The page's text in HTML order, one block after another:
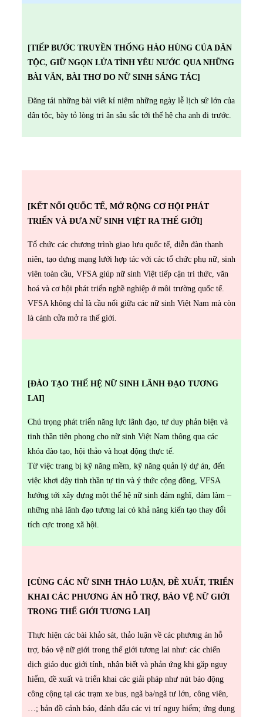
[TIẾP BƯỚC TRUYỀN THỐNG HÀO HÙNG CỦA DÂN
TỘC, GIỮ NGỌN LỬA TÌNH YÊU NƯỚC QUA NHỮNG
BÀI VĂN, BÀI THƠ DO NỮ SINH SÁNG TÁC]
Đăng tải những bài viết kỉ niệm những ngày lễ lịch sử lớn của
dân tộc, bày tỏ lòng tri ân sâu sắc tới thế hệ cha anh đi trước.
[KẾT NỐI QUỐC TẾ, MỞ RỘNG CƠ HỘI PHÁT
TRIỂN VÀ ĐƯA NỮ SINH VIỆT RA THẾ GIỚI]
Tổ chức các chương trình giao lưu quốc tế, diễn đàn thanh
niên, tạo dựng mạng lưới hợp tác với các tổ chức phụ nữ, sinh
viên toàn cầu, VFSA giúp nữ sinh Việt tiếp cận tri thức, văn
hoá và cơ hội phát triển nghề nghiệp ở môi trường quốc tế.
VFSA không chỉ là cầu nối giữa các nữ sinh Việt Nam mà còn
là cánh cửa mở ra thế giới.
[ĐÀO TẠO THẾ HỆ NỮ SINH LÃNH ĐẠO TƯƠNG
LAI]
Chú trọng phát triển năng lực lãnh đạo, tư duy phản biện và
tinh thần tiên phong cho nữ sinh Việt Nam thông qua các
khóa đào tạo, hội thảo và hoạt động thực tế.
Từ việc trang bị kỹ năng mềm, kỹ năng quản lý dự án, đến
việc khơi dậy tinh thần tự tin và ý thức cộng đồng, VFSA
hướng tới xây dựng một thế hệ nữ sinh dám nghĩ, dám làm –
những nhà lãnh đạo tương lai có khả năng kiến tạo thay đổi
tích cực trong xã hội.
[CÙNG CÁC NỮ SINH THẢO LUẬN, ĐỀ XUẤT, TRIỂN
KHAI CÁC PHƯƠNG ÁN HỖ TRỢ, BẢO VỆ NỮ GIỚI
TRONG THẾ GIỚI TƯƠNG LAI]
Thực hiện các bài khảo sát, thảo luận về các phương án hỗ
trợ, bảo vệ nữ giới trong thế giới tương lai như: các chiến
dịch giáo dục giới tính, nhận biết và phản ứng khi gặp nguy
hiểm, đề xuất và triển khai các giải pháp như nút báo động
công cộng tại các trạm xe bus, ngã ba/ngã tư lớn, công viên,
…; bản đồ cảnh báo, đánh dấu các vị trí nguy hiểm; ứng dụng